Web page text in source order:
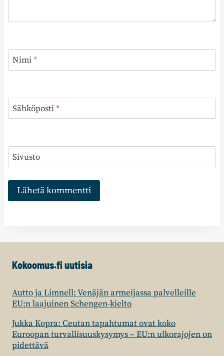
Nimi*
Sähköposti*
Sivusto
Kokoomus.fi uutisia
Autto ja Limnell: Venäjän armeijassa palvelleille
EU:n laajuinen Schengen-kielto
Jukka Kopra: Ceutan tapahtumat ovat koko
Euroopan turvallisuuskysymys – EU:n ulkorajojen on
pidettävä